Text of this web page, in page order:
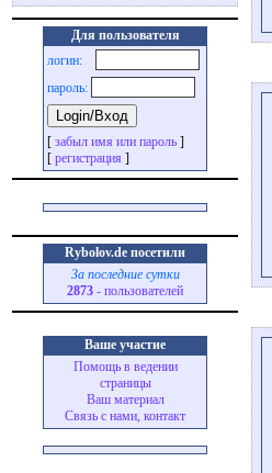
Для пользователя
логин:
пароль:
[ забыл имя или пароль ]
[ регистрация ]
Rybolov.de посетили
За последние сутки
2873 - пользователей
Ваше участие
Помощь в ведении
страницы
Ваш материал
Связь с нами, контакт